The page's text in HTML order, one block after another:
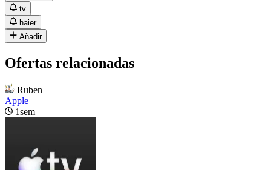
tv
haier
Añadir
Ofertas relacionadas
Ruben
Apple
1sem